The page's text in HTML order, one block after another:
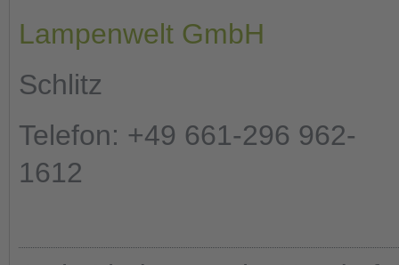
Lampenwelt GmbH
Schlitz
Telefon: +49 661-296 962-
1612